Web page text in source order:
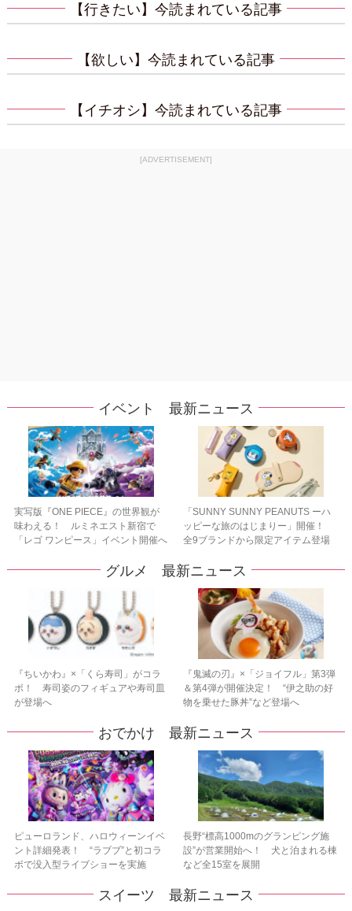
【行きたい】今読まれている記事
【欲しい】今読まれている記事
【イチオシ】今読まれている記事
[ADVERTISEMENT]
イベント 最新ニュース
実写版『ONE PIECE』の世界観が
味わえる！ ルミネエスト新宿で
「レゴ ワンピース」イベント開催へ
「SUNNY SUNNY PEANUTS ーハ
ッピーな旅のはじまりー」開催！
全9ブランドから限定アイテム登場
グルメ 最新ニュース
『ちいかわ』×「くら寿司」がコラ
ボ！ 寿司姿のフィギュアや寿司皿
が登場へ
『鬼滅の刃』×「ジョイフル」第3弾
＆第4弾が開催決定！ “伊之助の好
物を乗せた豚丼”など登場へ
おでかけ 最新ニュース
ピューロランド、ハロウィーンイベ
ント詳細発表！ “ラブブ”と初コラ
ボで没入型ライブショーを実施
長野“標高1000mのグランピング施
設”が営業開始へ！ 犬と泊まれる棟
など全15室を展開
スイーツ 最新ニュース